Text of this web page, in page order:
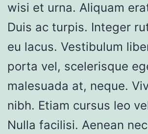
wisi et urna. Aliquam
Duis ac turpis. Integer
eu lacus. Vestibulum
porta vel, scelerisque
malesuada at, neque.
nibh. Etiam cursus leo
Nulla facilisi. Aenean